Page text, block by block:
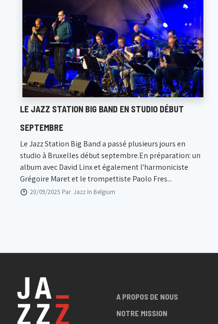
LE JAZZ STATION BIG BAND EN STUDIO DÉBUT
SEPTEMBRE
Le Jazz Station Big Band a passé plusieurs jours en
studio à Bruxelles début septembre.En préparation: un
album avec David Linx et également l'harmoniciste
Grégoire Maret et le trompettiste Paolo Fres...
20/09/2025 Par Jazz In Belgium
A PROPOS DE NOUS
NOTRE MISSION